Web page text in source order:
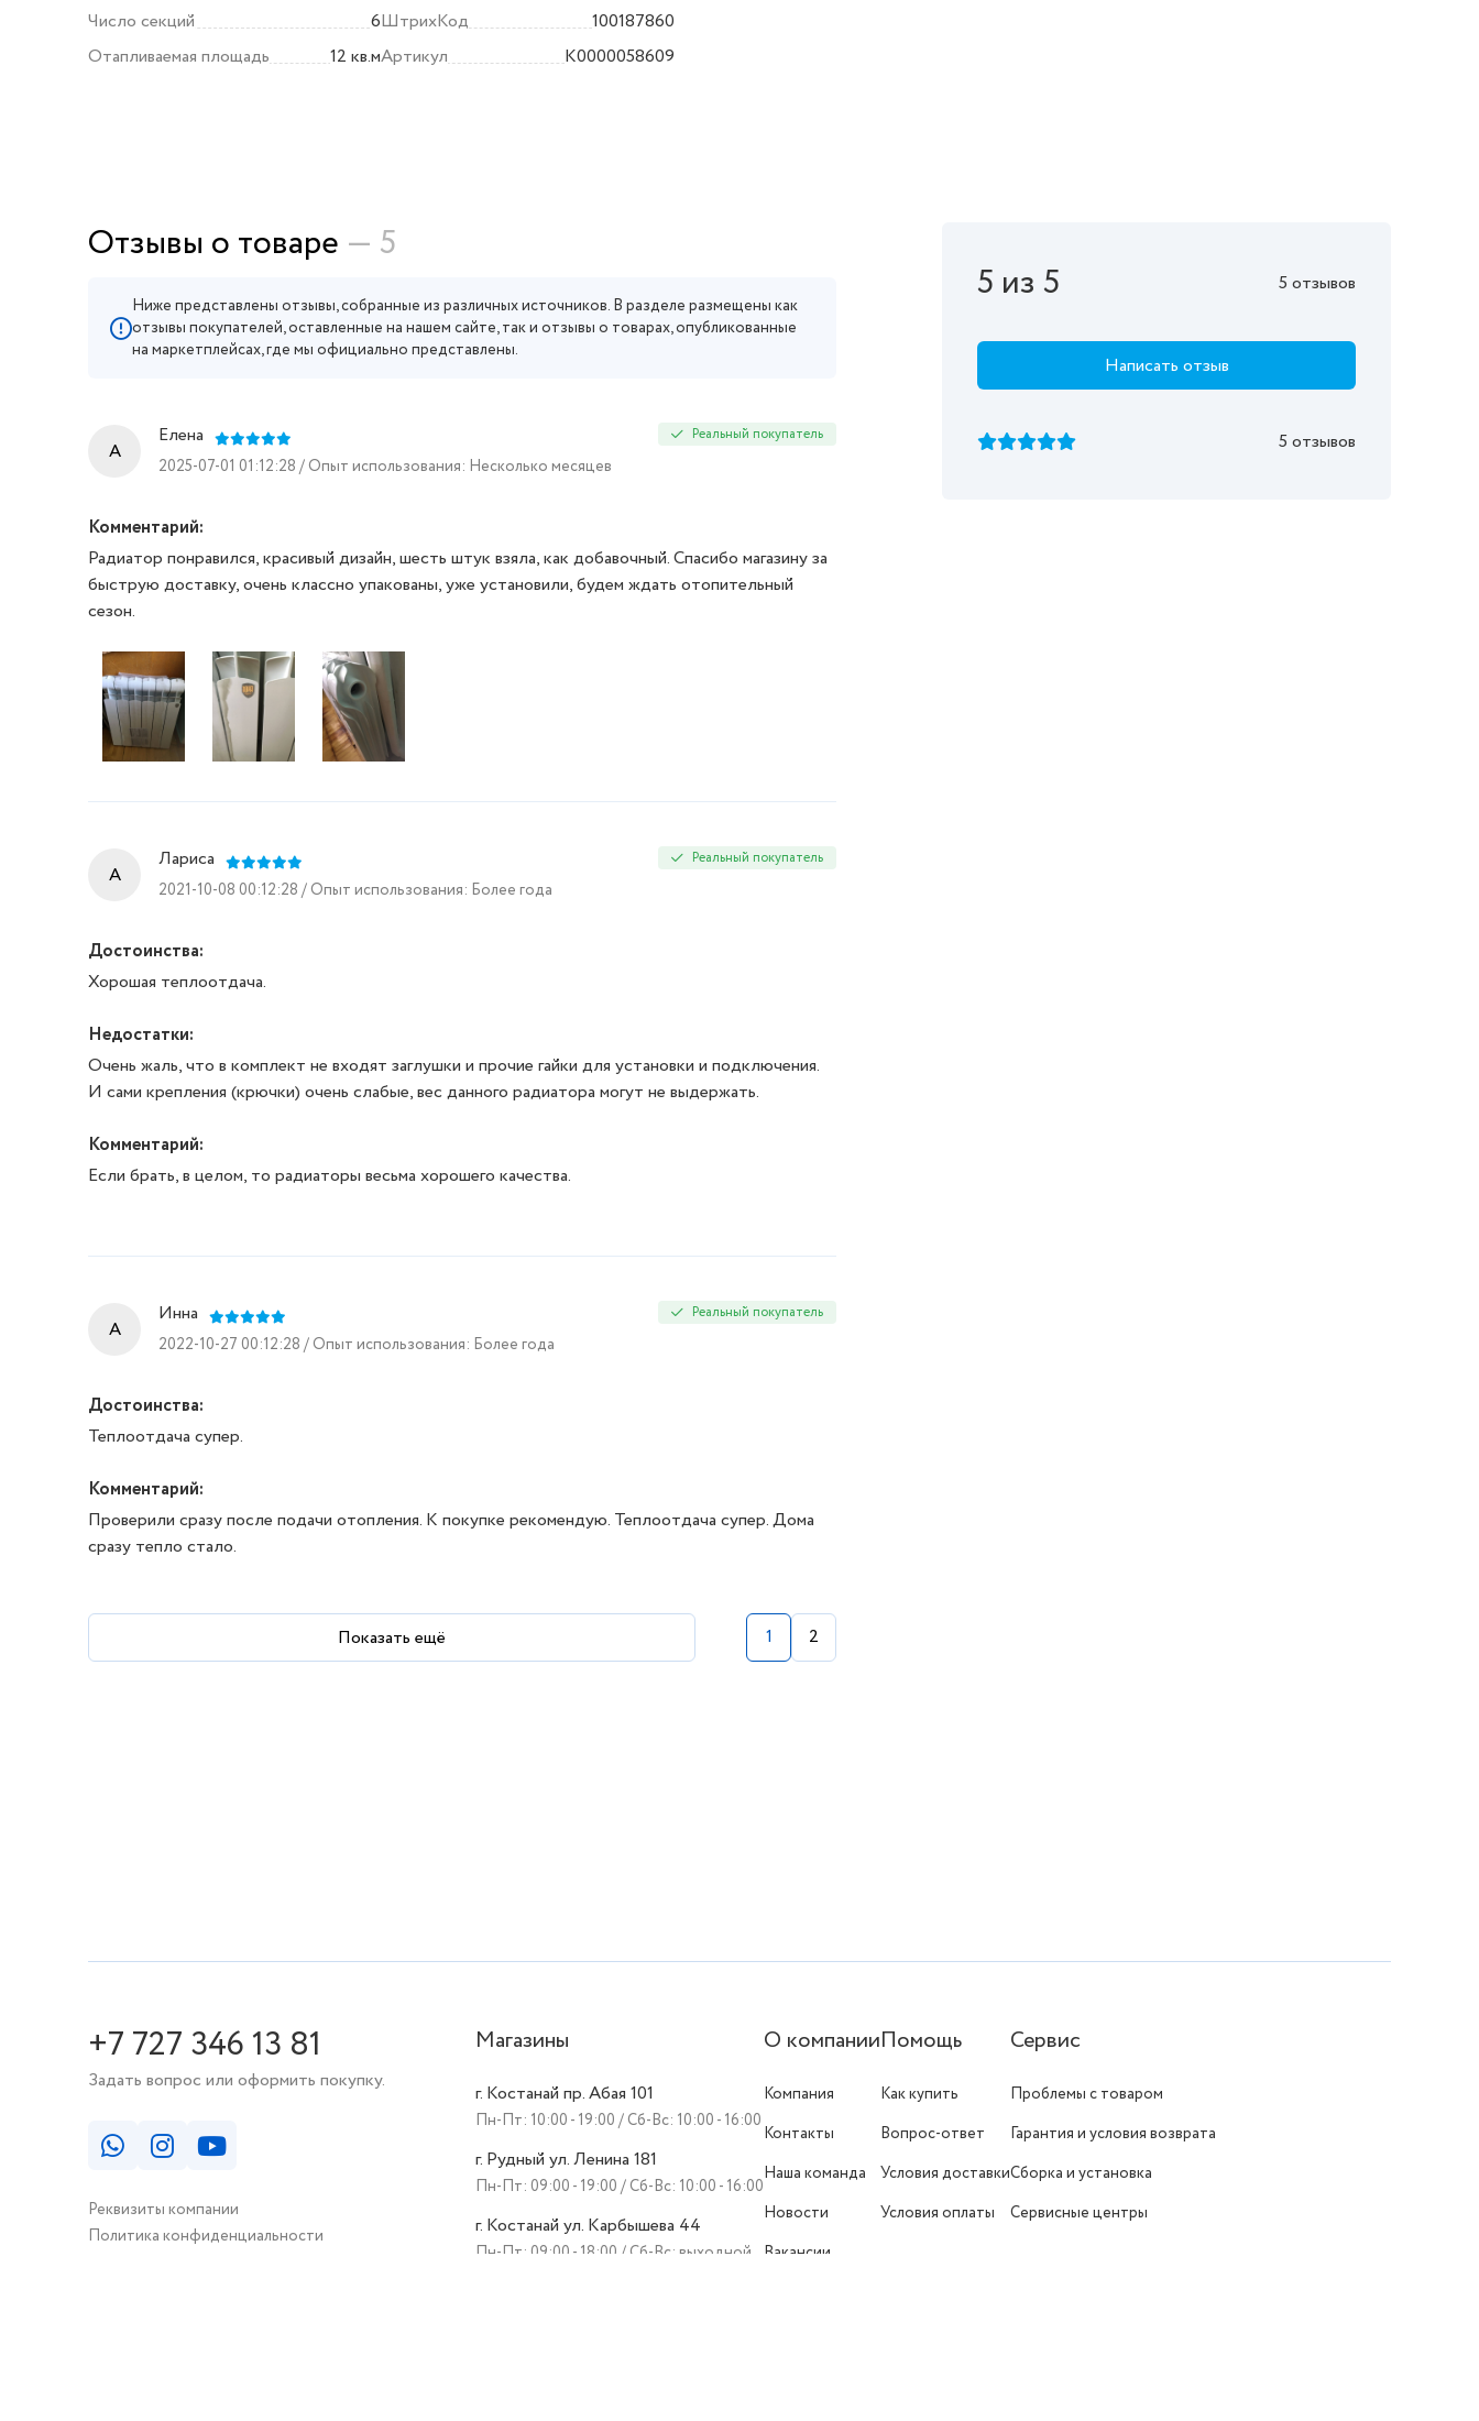
Число секций
6
Отапливаемая площадь
12 кв.м
ШтрихКод
100187860
Артикул
K0000058609
Отзывы о товаре — 5
Ниже представлены отзывы, собранные из различных источников. В разделе размещены как
отзывы покупателей, оставленные на нашем сайте, так и отзывы о товарах, опубликованные
на маркетплейсах, где мы официально представлены.
A
Елена
2025-07-01 01:12:28 / Опыт использования: Несколько месяцев
Реальный покупатель
Комментарий:
Радиатор понравился, красивый дизайн, шесть штук взяла, как добавочный. Спасибо магазину за
быструю доставку, очень классно упакованы, уже установили, будем ждать отопительный
сезон.
A
Лариса
2021-10-08 00:12:28 / Опыт использования: Более года
Реальный покупатель
Достоинства:
Хорошая теплоотдача.
Недостатки:
Очень жаль, что в комплект не входят заглушки и прочие гайки для установки и подключения.
И сами крепления (крючки) очень слабые, вес данного радиатора могут не выдержать.
Комментарий:
Если брать, в целом, то радиаторы весьма хорошего качества.
A
Инна
2022-10-27 00:12:28 / Опыт использования: Более года
Реальный покупатель
Достоинства:
Теплоотдача супер.
Комментарий:
Проверили сразу после подачи отопления. К покупке рекомендую. Теплоотдача супер. Дома
сразу тепло стало.
Показать ещё 1 2
5 из 5 5 отзывов
Написать отзыв
5 отзывов
+7 727 346 13 81
Задать вопрос или оформить покупку.
Реквизиты компании
Политика конфиденциальности
Магазины
г. Костанай пр. Абая 101
Пн-Пт: 10:00 - 19:00 / Сб-Вс: 10:00 - 16:00
г. Рудный ул. Ленина 181
Пн-Пт: 09:00 - 19:00 / Сб-Вс: 10:00 - 16:00
г. Костанай ул. Карбышева 44
Пн-Пт: 09:00 - 18:00 / Сб-Вс: выходной
О компании
Компания
Контакты
Наша команда
Новости
Вакансии
Помощь
Как купить
Вопрос-ответ
Условия доставки
Условия оплаты
Сервис
Проблемы с товаром
Гарантия и условия возврата
Сборка и установка
Сервисные центры